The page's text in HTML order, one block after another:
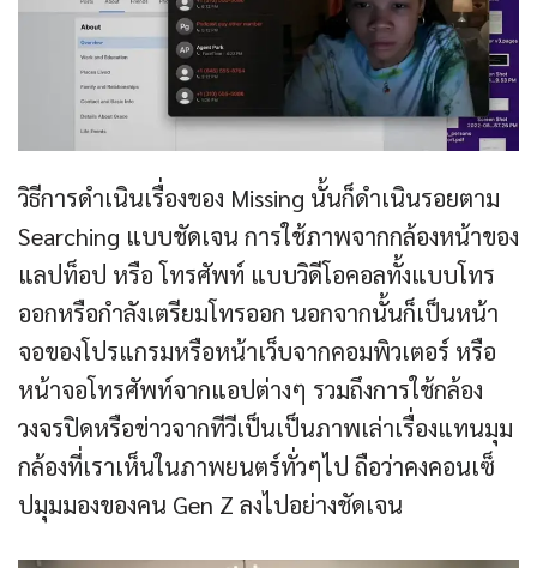
วิธีการดำเนินเรื่องของ Missing นั้นก็ดำเนินรอยตาม
Searching แบบชัดเจน การใช้ภาพจากกล้องหน้าของ
แลปท็อป หรือ โทรศัพท์ แบบวิดีโอคอลทั้งแบบโทร
ออกหรือกำลังเตรียมโทรออก นอกจากนั้นก็เป็นหน้า
จอของโปรแกรมหรือหน้าเว็บจากคอมพิวเตอร์ หรือ
หน้าจอโทรศัพท์จากแอปต่างๆ รวมถึงการใช้กล้อง
วงจรปิดหรือข่าวจากทีวีเป็นเป็นภาพเล่าเรื่องแทนมุม
กล้องที่เราเห็นในภาพยนตร์ทั่วๆไป ถือว่าคงคอนเซ็
ปมุมมองของคน Gen Z ลงไปอย่างชัดเจน